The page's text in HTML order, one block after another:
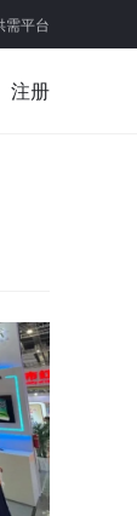
需平台
注册